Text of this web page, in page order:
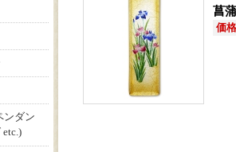
ンダン
etc.)
菖蒲
価